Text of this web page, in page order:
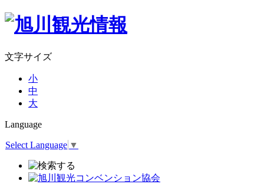
文字サイズ
小
中
大
Language
Select Language ▼